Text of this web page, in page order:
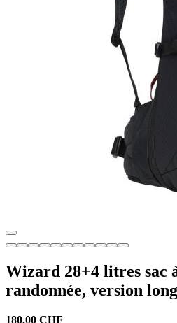
Wizard 28+4 litres sac
randonnée, version
180.00 CHF